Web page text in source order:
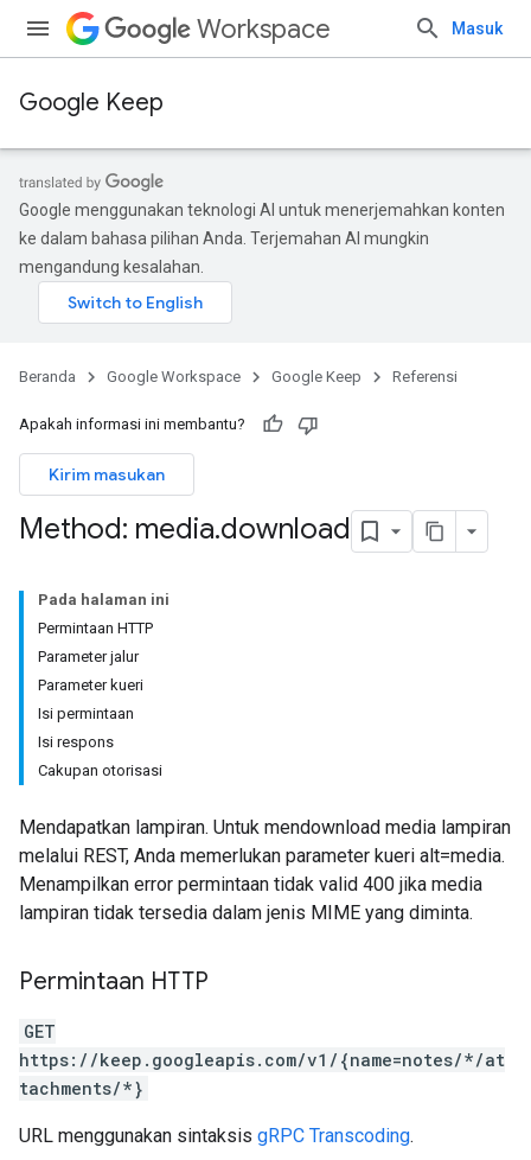
Workspace Masuk
Google Keep
Google menggunakan teknologi AI untuk menerjemahkan konten
ke dalam bahasa pilihan Anda. Terjemahan AI mungkin
mengandung kesalahan.
Beranda Google Workspace Google Keep Referensi
Apakah informasi ini membantu?
Kirim masukan
Method: media.download
Pada halaman ini
Permintaan HTTP
Parameter jalur
Parameter kueri
Isi permintaan
Isi respons
Cakupan otorisasi
Mendapatkan lampiran. Untuk mendownload media lampiran
melalui REST, Anda memerlukan parameter kueri alt=media.
Menampilkan error permintaan tidak valid 400 jika media
lampiran tidak tersedia dalam jenis MIME yang diminta.
Permintaan HTTP
GET
https://keep.googleapis.com/v1/{name=notes/*/at
tachments/*}
URL menggunakan sintaksis gRPC Transcoding.